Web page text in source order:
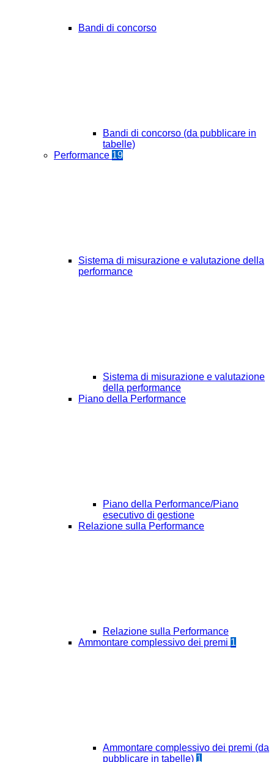
Bandi di concorso
Bandi di concorso (da pubblicare in
tabelle)
Performance 19
Sistema di misurazione e valutazione della
performance
Sistema di misurazione e valutazione
della performance
Piano della Performance
Piano della Performance/Piano
esecutivo di gestione
Relazione sulla Performance
Relazione sulla Performance
Ammontare complessivo dei premi 1
Ammontare complessivo dei premi (da
pubblicare in tabelle) 1